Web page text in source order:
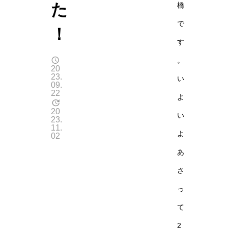
た
！
20
23.
09.
22
20
23.
11.
02
橋
で
す
。
い
よ
い
よ
あ
さ
っ
て
2